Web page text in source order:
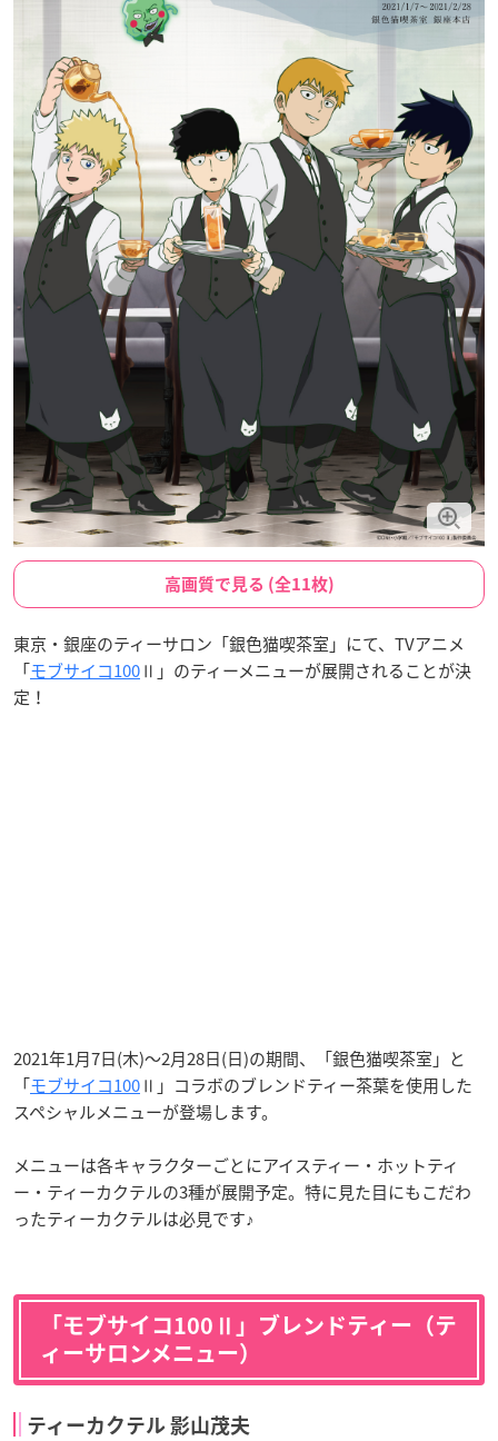
高画質で見る (全11枚)
東京・銀座のティーサロン「銀色猫喫茶室」にて、TVアニメ
「モブサイコ100Ⅱ」のティーメニューが展開されることが決
定！
2021年1月7日(木)〜2月28日(日)の期間、「銀色猫喫茶室」と
「モブサイコ100Ⅱ」コラボのブレンドティー茶葉を使用した
スペシャルメニューが登場します。
メニューは各キャラクターごとにアイスティー・ホットティ
ー・ティーカクテルの3種が展開予定。特に見た目にもこだわ
ったティーカクテルは必見です♪
「モブサイコ100Ⅱ」ブレンドティー（テ
ィーサロンメニュー）
ティーカクテル 影山茂夫